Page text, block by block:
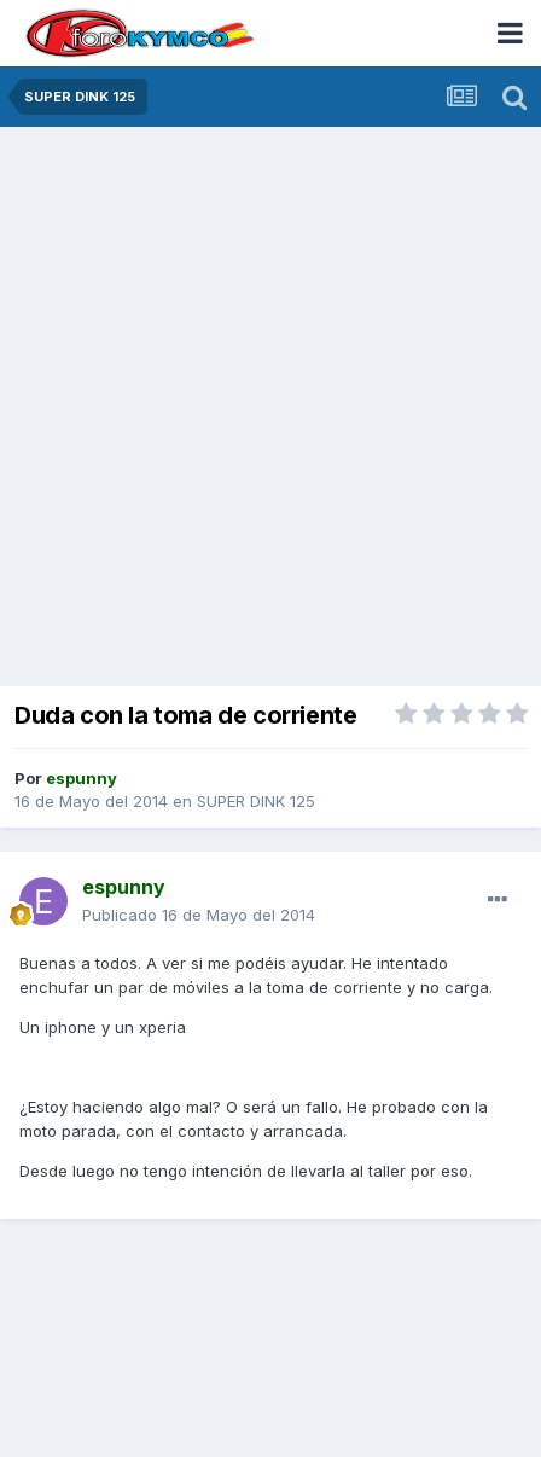
SUPER DINK 125
Duda con la toma de corriente
Por espunny
16 de Mayo del 2014 en SUPER DINK 125
espunny
Publicado 16 de Mayo del 2014
Buenas a todos. A ver si me podéis ayudar. He intentado
enchufar un par de móviles a la toma de corriente y no carga.
Un iphone y un xperia
¿Estoy haciendo algo mal? O será un fallo. He probado con la
moto parada, con el contacto y arrancada.
Desde luego no tengo intención de llevarla al taller por eso.